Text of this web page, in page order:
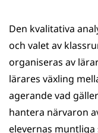
Den kvalitativa
och valet av
organiseras av
lärares växling
agerande vad
hantera närvaron
elevernas